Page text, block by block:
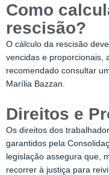
Como
rescisão?
O cálculo da rescisão
vencidas e proporcionais,
recomendado consultar
Marília Bazzan.
Direitos e
Os direitos dos
garantidos pela
legislação assegura que,
recorrer à justiça para